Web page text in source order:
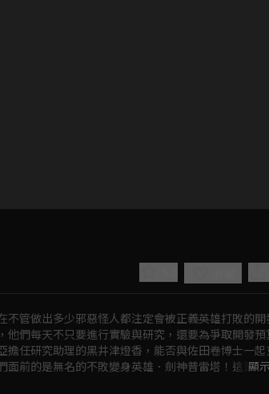
管做出多少邪惡怪人都注定會被正義英雄打敗的開
們每天不只要進行實驗與研究，還要為爭取開發預
任研究助理的黑井津燈香，能否與佐田卷博士一起
前的是無名的不敗變身英雄．劍神普雷塔！這是記
顯